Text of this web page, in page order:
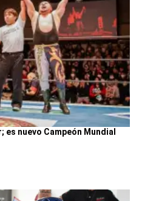
nuevo Campeón Mundial